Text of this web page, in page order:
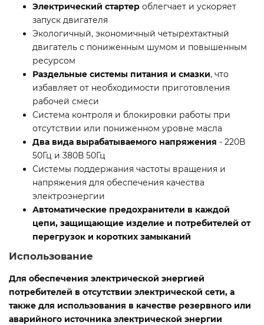
Электрический стартер облегчает и ускоряет
запуск двигателя
Экологичный, экономичный четырехтактный
двигатель с пониженным шумом и повышенным
ресурсом
Раздельные системы питания и смазки, что
избавляет от необходимости приготовления
рабочей смеси
Система контроля и блокировки работы при
отсутствии или пониженном уровне масла
Два вида вырабатываемого напряжения - 220В
50Гц и 380В 50Гц
Системы поддержания частоты вращения и
напряжения для обеспечения качества
электроэнергии
Автоматические предохранители в каждой
цепи, защищающие изделие и потребителей от
перегрузок и коротких замыканий
Использование
Для обеспечения электрической энергией
потребителей в отсутствии электрической сети, а
также для использования в качестве резервного или
аварийного источника электрической энергии